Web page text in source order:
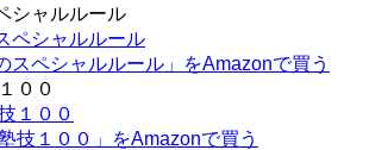
シャルルール
００